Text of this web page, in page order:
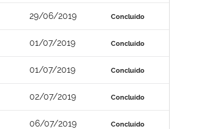
29/06/2019 Concluído
01/07/2019 Concluído
01/07/2019 Concluído
02/07/2019 Concluído
06/07/2019 Concluído